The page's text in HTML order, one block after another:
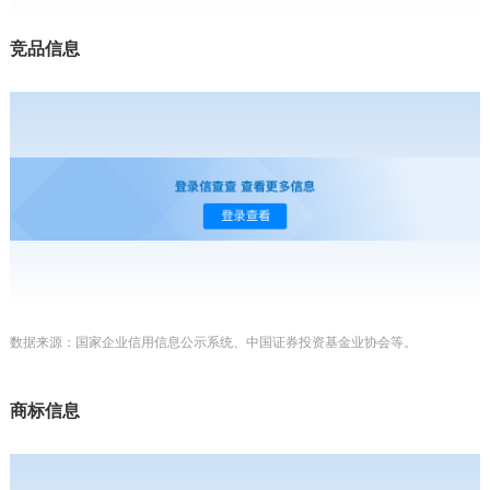
竞品信息
数据来源：国家企业信用信息公示系统、中国证券投资基金业协会等。
商标信息